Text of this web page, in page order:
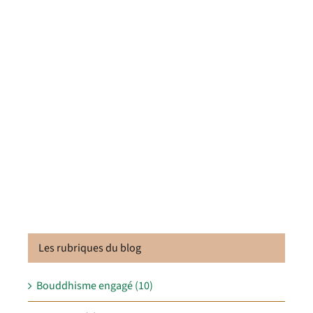
Les rubriques du blog
Bouddhisme engagé (10)